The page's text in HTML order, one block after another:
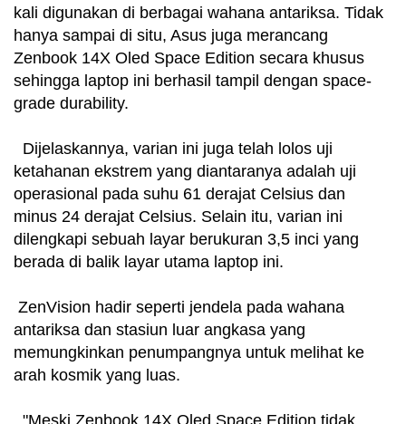
kali digunakan di berbagai wahana antariksa. Tidak
hanya sampai di situ, Asus juga merancang
Zenbook 14X Oled Space Edition secara khusus
sehingga laptop ini berhasil tampil dengan space-
grade durability.
Dijelaskannya, varian ini juga telah lolos uji
ketahanan ekstrem yang diantaranya adalah uji
operasional pada suhu 61 derajat Celsius dan
minus 24 derajat Celsius. Selain itu, varian ini
dilengkapi sebuah layar berukuran 3,5 inci yang
berada di balik layar utama laptop ini.
ZenVision hadir seperti jendela pada wahana
antariksa dan stasiun luar angkasa yang
memungkinkan penumpangnya untuk melihat ke
arah kosmik yang luas.
"Meski Zenbook 14X Oled Space Edition tidak